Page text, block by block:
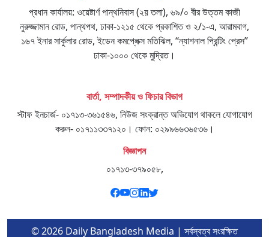
প্রধান কার্যালয়: ওয়েষ্টার্ণ পান্থনিবাস (২য় তলা), ৬৯/০ বীর উত্তম কাজী
নুরুজ্জামান রোড, পান্থপথ, ঢাকা-১২১৫ থেকে প্রকাশিত ও ২/১-এ, আরামবাগ,
১৬৭ ইনার সার্কুলার রোড, ইডেন কমপ্লেক্স মতিঝিল, “ন্যাশনাল প্রিন্টিং প্রেস”
ঢাকা-১০০০ থেকে মুদ্রিত।
বার্তা, সম্পাদকীয় ও ফিচার বিভাগ
স্টাফ ইনচার্জ- ০১৭১৩-৩৬১৫৪৬, নিউজ সংক্রান্ত অভিযোগ থাকলে যোগাযোগ
করুন- ০১৭১১৩৩৭১২০। ফোন: ০২৯৯৬৬৩৬৫৩৬।
বিজ্ঞাপন
০১৭১৩-৩৭৯০৫৮,
© 2026 Daily Bangladesh Media | সর্বস্বত্ব সংরক্ষিত